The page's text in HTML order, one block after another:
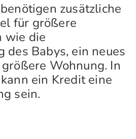
zusätzliche
für größere
wie die
des Babys, ein neues
Wohnung. In
ein Kredit eine
sein.